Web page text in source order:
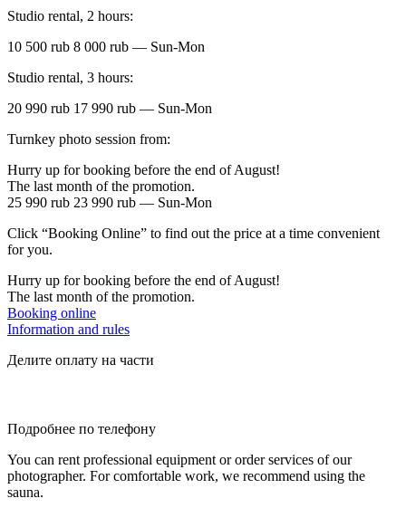
Studio rental, 2 hours:
10 500 rub 8 000 rub — Sun-Mon
Studio rental, 3 hours:
20 990 rub 17 990 rub — Sun-Mon
Turnkey photo session from:
Hurry up for booking before the end of August!
The last month of the promotion.
25 990 rub 23 990 rub — Sun-Mon
Click “Booking Online” to find out the price at a time convenient
for you.
Hurry up for booking before the end of August!
The last month of the promotion.
Booking online
Information and rules
Делите оплату на части
Подробнее по телефону
You can rent professional equipment or order services of our
photographer. For comfortable work, we recommend using the
sauna.